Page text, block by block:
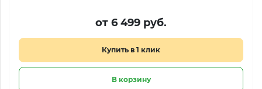
от 6 499 руб.
Купить в 1 клик
В корзину